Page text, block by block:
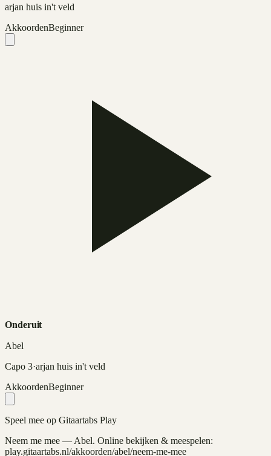
arjan huis in't veld
AkkoordenBeginner
Onderuit
Abel
Capo 3·arjan huis in't veld
AkkoordenBeginner
Speel mee op Gitaartabs Play
Neem me mee — Abel. Online bekijken & meespelen:
play.gitaartabs.nl/akkoorden/abel/neem-me-mee